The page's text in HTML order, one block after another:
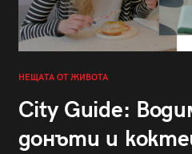
НЕЩАТА ОТ ЖИВОТА
City Guide:
донъти и